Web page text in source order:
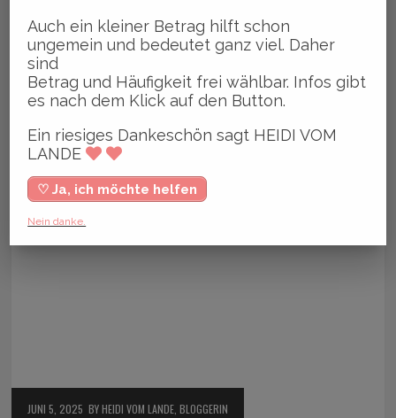
JUNI 5, 2025 BY HEIDI VOM LANDE, BLOGGERIN
Auch ein kleiner Betrag hilft schon
ungemein und bedeutet ganz viel. Daher
sind
Betrag und Häufigkeit frei wählbar. Infos gibt
es nach dem Klick auf den Button.
Ein riesiges Dankeschön sagt HEIDI VOM
LANDE
♡ Ja, ich möchte helfen
Nein danke.